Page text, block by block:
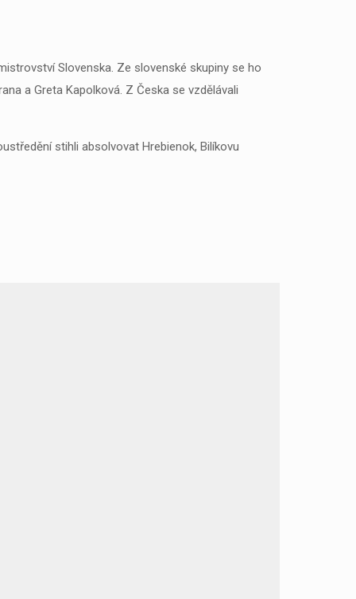
Slovenska. Ze slovenské skupiny se ho
a Greta Kapolková. Z Česka se vzdělávali
stihli absolvovat Hrebienok, Bilíkovu